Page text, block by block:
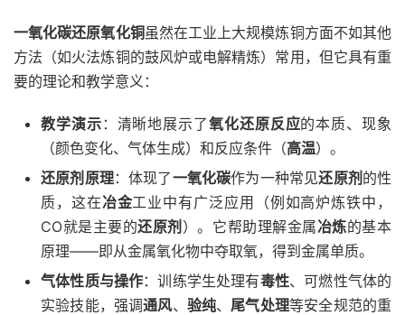
一氧化碳还原氧化铜 虽然在工业上大规模炼铜方面不如其他
方法（如火法炼铜的鼓风炉或电解精炼）常用，但它具有重
要的理论和教学意义：
教学演示 ：清晰地展示了氧化还原反应的本质、现象
（颜色变化、气体生成）和反应条件（高温）。
还原剂原理：体现了一氧化碳作为一种常见还原剂 的性
质，这在冶金工业中有广泛应用（例如高炉炼铁中，
CO就是主要的还原剂 ）。它帮助理解金属冶炼的基本
原理——即从金属氧化物中夺取氧，得到金属单质。
气体性质与操作：训练学生处理有毒性、可燃性气体的
实验技能，强调通风、 验纯、尾气处理等安全规范的重